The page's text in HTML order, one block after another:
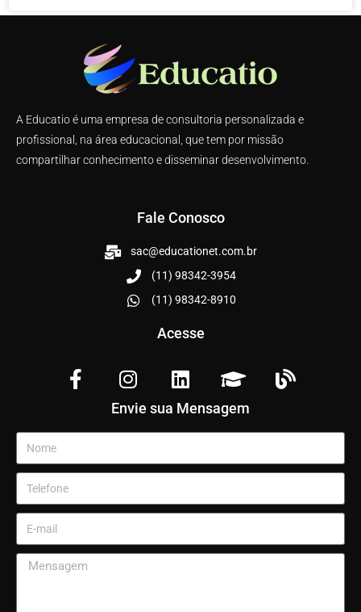
A Educatio é uma empresa de consultoria personalizada e
profissional, na área educacional, que tem por missão
compartilhar conhecimento e disseminar desenvolvimento.
Fale Conosco
sac@educationet.com.br
(11) 98342-3954
(11) 98342-8910
Acesse
Envie sua Mensagem